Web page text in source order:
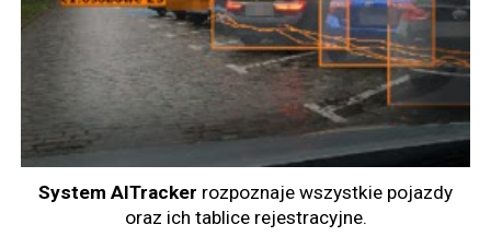
System AITracker rozpoznaje wszystkie pojazdy
oraz ich tablice rejestracyjne.